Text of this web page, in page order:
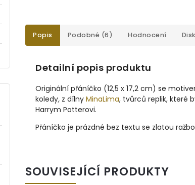
Popis Podobné (6) Hodnocení
Detailní popis produktu
Originální přáníčko (12,5 x 17,2 cm) se
koledy, z dílny MinaLima, tvůrců replik, které
Harrym Potterovi.
Přáníčko je prázdné bez textu se zlatou
SOUVISEJÍCÍ PRODUKTY